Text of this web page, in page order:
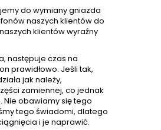
do wymiany gniazda
naszych klientów do
klientów wyraźny
następuje czas na
prawidłowo. Jeśli tak,
jak należy,
zamiennej, co jednak
Nie obawiamy się tego
tego świadomi, dlatego
i je naprawić.